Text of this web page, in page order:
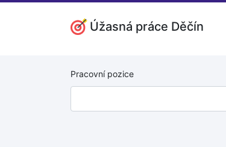
Úžasná práce Děčín
Pracovní pozice